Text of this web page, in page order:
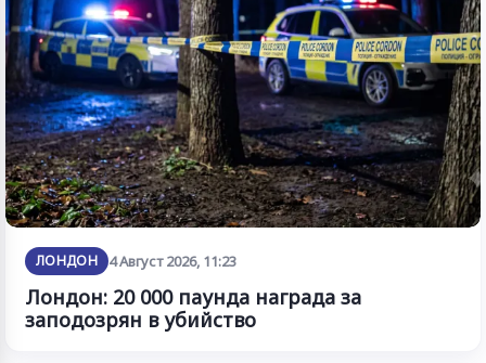
ЛОНДОН 4 Август 2026, 11:23
Лондон: 20 000 паунда награда за
заподозрян в убийство